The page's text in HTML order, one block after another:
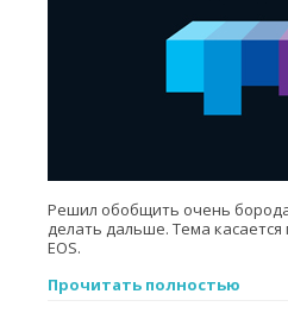
Решил обобщить очень
делать дальше. Тема
EOS.
Прочитать полностью